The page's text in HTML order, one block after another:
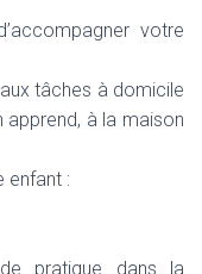
votre
tâches à domicile
à la maison
enfant :
pratique dans la